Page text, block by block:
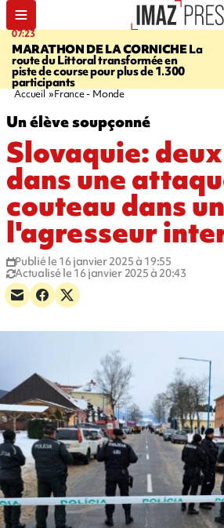
07:23
MARATHON DE LA CORNICHELa
route du Littoral transformée en
piste de course pour plus de 1.300
participants
Accueil France - Monde
Un élève soupçonné
Slovaquie:
dans une
couteau dans
l'agresseur
Publié le 16 janvier 2025 à 19:55
Actualisé le 16 janvier 2025 à 20:43